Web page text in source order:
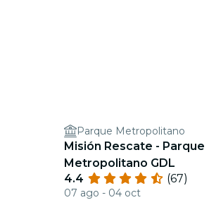
Parque Metropolitano
Misión Rescate - Parque
Metropolitano GDL
4.4
(67)
07 ago - 04 oct